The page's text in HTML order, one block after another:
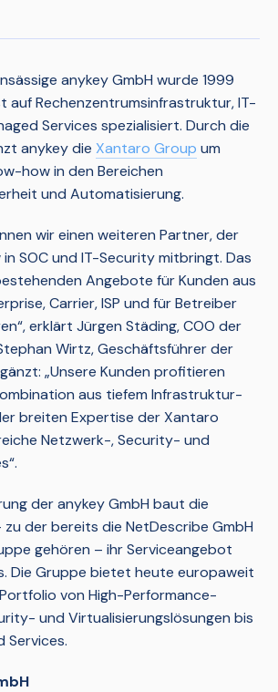
anykey GmbH wurde 1999
auf Rechenzentrumsinfrastruktur, IT-
Services spezialisiert. Durch die
anykey die Xantaro Group um
how in den Bereichen
und Automatisierung.
wir einen weiteren Partner, der
SOC und IT-Security mitbringt. Das
Angebote für Kunden aus
Carrier, ISP und für Betreiber
erklärt Jürgen Städing, COO der
Wirtz, Geschäftsführer der
„Unsere Kunden profitieren
aus tiefem Infrastruktur-
breiten Expertise der Xantaro
Netzwerk-, Security- und
der anykey GmbH baut die
der bereits die NetDescribe GmbH
gehören – ihr Serviceangebot
Die Gruppe bietet heute europaweit
von High-Performance-
und Virtualisierungslösungen bis
Services.